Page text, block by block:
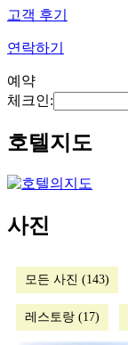
고객 후기
연락하기
예약
체크인:
호텔지도
사진
모든 사진 (143)
레스토랑 (17)